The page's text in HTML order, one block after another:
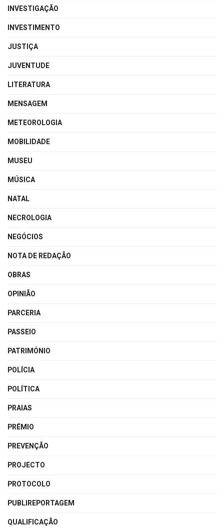
INVESTIGAÇÃO
INVESTIMENTO
JUSTIÇA
JUVENTUDE
LITERATURA
MENSAGEM
METEOROLOGIA
MOBILIDADE
MUSEU
MÚSICA
NATAL
NECROLOGIA
NEGÓCIOS
NOTA DE REDAÇÃO
OBRAS
OPINIÃO
PARCERIA
PASSEIO
PATRIMÓNIO
POLÍCIA
POLÍTICA
PRAIAS
PRÉMIO
PREVENÇÃO
PROJECTO
PROTOCOLO
PUBLIREPORTAGEM
QUALIFICAÇÃO